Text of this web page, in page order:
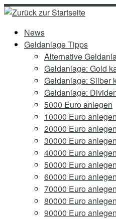
Zum
springenNews
Geldanlage Tipps
Alternative
Geldanlage: Gold
Geldanlage: Silber
Geldanlage:
5000 Euro anlegen
10000 Euro anlegen
20000 Euro anlegen
30000 Euro anlegen
40000 Euro anlegen
50000 Euro anlegen
60000 Euro anlegen
70000 Euro anlegen
80000 Euro anlegen
90000 Euro anlegen